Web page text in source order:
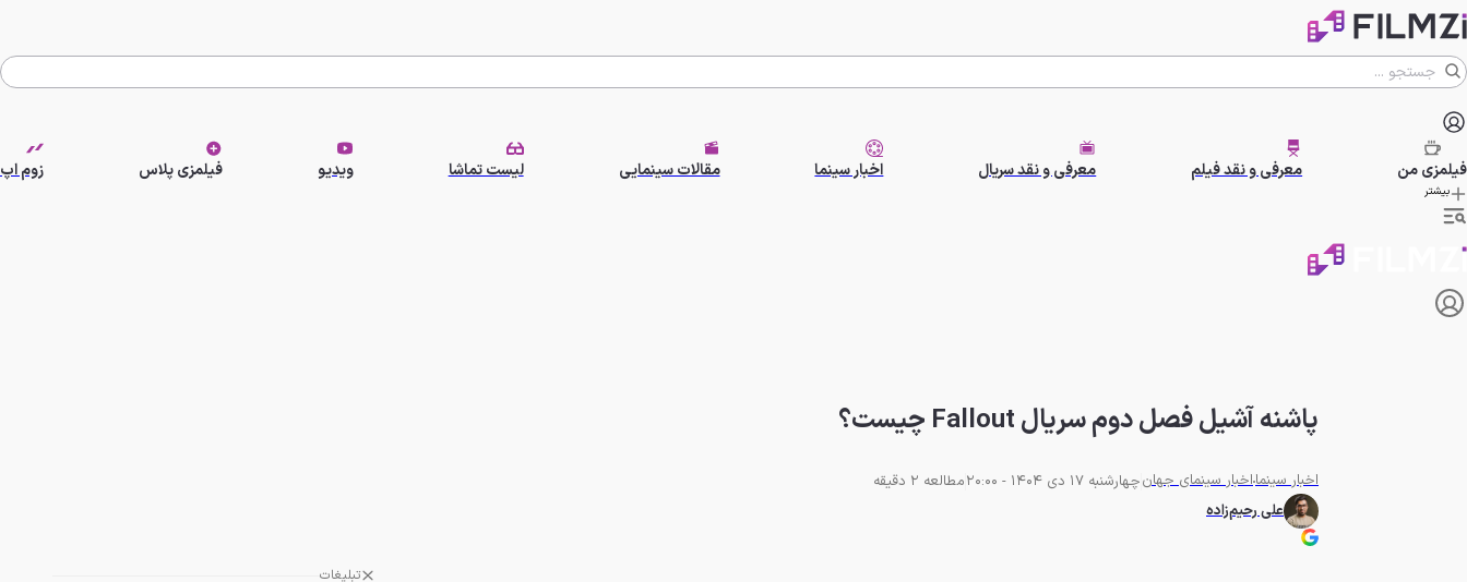
فیلمزیمن معرفی و نقد فیلم معرفی و نقد سریال اخبار سینما مقالات سینمایی لیست تماشا ویدیو فیلمزی پلاس زوم اپ
بیشتر
پاشنه آشیل فصل دوم سریال Fallout چیست؟
اخبار سینمااخبار سینمای جهانچهارشنبه 17 دی 1404 - 20:00
مطالعه 2 دقیقه
علی رحیم‌زاده
تبلیغات